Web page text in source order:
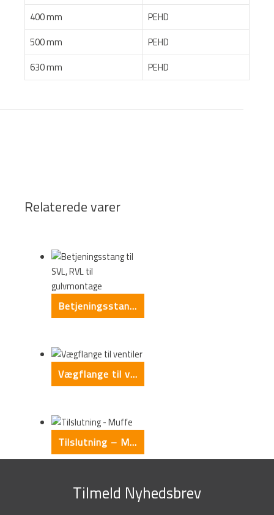
400 mm
PEHD
500 mm
PEHD
630 mm
PEHD
Relaterede varer
Betjeningsstang til SVL, RVL til gulvmontage
Vægflange til ventiler
Tilslutning – Muffe
Tilmeld Nyhedsbrev